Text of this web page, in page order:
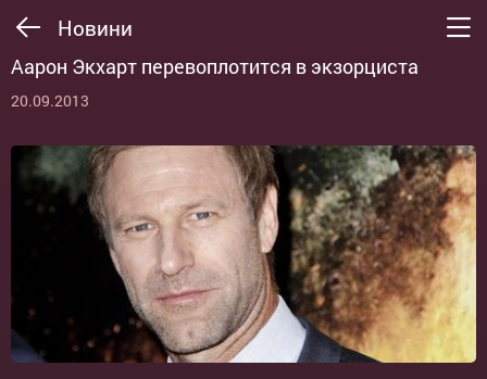
Новини
Аарон Экхарт перевоплотится в экзорциста
20.09.2013